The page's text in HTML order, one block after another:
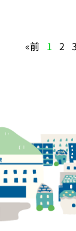
«前 1 2 3